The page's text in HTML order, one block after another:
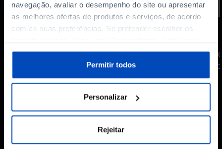
navegação, avaliar o desempenho do site ou apresentar
as melhores ofertas de produtos e serviços, de acordo
com as suas preferências. Se pretender escolher os
sobre cookies através da gestão de preferências ou da
Política de Cookies.
Permitir todos
Personalizar
Rejeitar
Entre riscos e pressão:
aguenta, coração!